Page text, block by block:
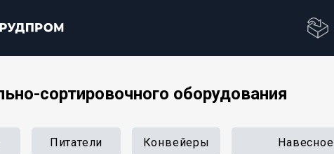
сортировочного оборудования
Питатели Конвейеры Навесное